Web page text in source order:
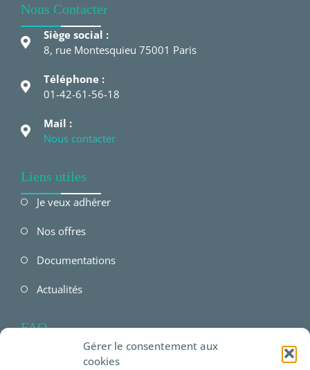
Gérer le consentement aux
cookies
Nous Contacter
Siège social :
8, rue Montesquieu 75001 Paris
Téléphone :
01-42-61-56-18
Mail :
Nous contacter
Liens utiles
Je veux adhérer
Nos offres
Documentations
Actualités
FAQ
FAQ Employeur